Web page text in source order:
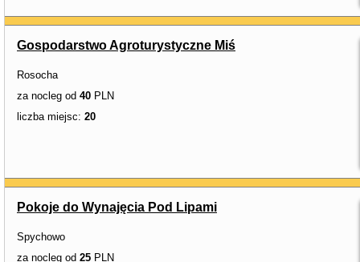
Gospodarstwo Agroturystyczne Miś
Rosocha
za nocleg od 40 PLN
liczba miejsc: 20
Pokoje do Wynajęcia Pod Lipami
Spychowo
za nocleg od 25 PLN